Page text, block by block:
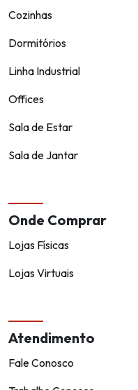
Cozinhas
Dormitórios
Linha Industrial
Offices
Sala de Estar
Sala de Jantar
Onde Comprar
Lojas Físicas
Lojas Virtuais
Atendimento
Fale Conosco